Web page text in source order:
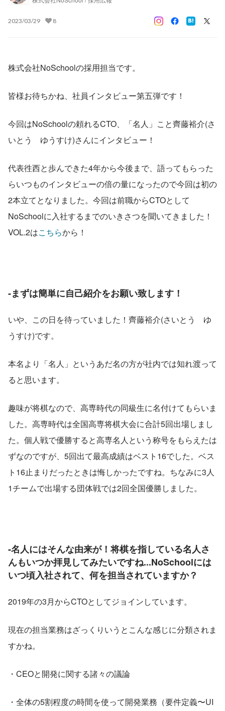
2023/03/29 8
株式会社NoSchoolの採用担当です。
皆様お待ちかね、社員インタビュー第五弾です！
今回はNoSchoolの頼れるCTO、「名人」こと齊藤裕介(さ
いとう　ゆうすけ)さんにインタビュー！
代表徃西と歩んできた4年から今後まで、語ってもらった
らいつものインタビューの倍の量になったので今回は初の
2本立てとなりました。今回は前職からCTOとして
NoSchoolに入社するまでのいきさつを聞いてきました！
VOL.2はこちらから！
‐まずは簡単に自己紹介をお願い致します！
いや、この日を待っていました！齊藤裕介(さいとう　ゆ
うすけ)です。
本名より「名人」というあだ名の方が社内では知れ渡って
ると思います。
趣味が将棋なので、高専時代の同級生に名付けてもらいま
した。高専時代は全国高専将棋大会に合計5回出場しまし
た。個人戦で優勝すると高専名人という称号をもらえたは
ずなのですが、5回出て最高成績はベスト16でした。ベス
ト16止まりだったときは悔しかったですね。ちなみに3人
1チームで出場する団体戦では2回全国優勝しました。
‐名人にはそんな由来が！将棋を指している名人さ
んもいつか拝見してみたいですね...NoSchoolには
いつ頃入社されて、何を担当されていますか？
2019年の3月からCTOとしてジョインしています。
現在の担当業務はざっくりいうとこんな感じに分類されま
すかね。
・CEOと開発に関する諸々の議論
・全体の5割程度の時間を使って開発業務（要件定義〜UI